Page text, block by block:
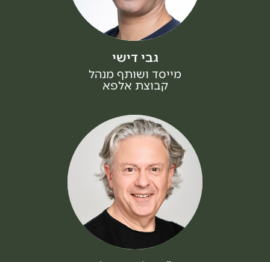
גבי דישי
מייסד ושותף מנהל
קבוצת אלפא